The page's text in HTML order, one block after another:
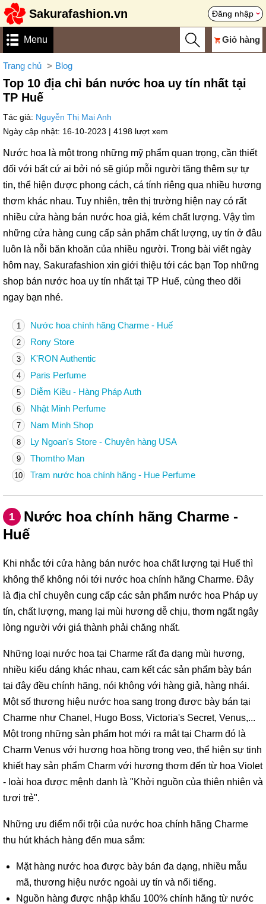
Sakurafashion.vn Đăng nhập
Menu Giỏ hàng
Trang chủ Blog
Top 10 địa chỉ bán nước hoa uy tín nhất tại
TP Huế
Tác giả: Nguyễn Thị Mai Anh
Ngày cập nhật: 16-10-2023 | 4198 lượt xem
Nước hoa là một trong những mỹ phẩm quan trọng, cần thiết
đối với bất cứ ai bởi nó sẽ giúp mỗi người tăng thêm sự tự
tin, thể hiện được phong cách, cá tính riêng qua nhiều hương
thơm khác nhau. Tuy nhiên, trên thị trường hiện nay có rất
nhiều cửa hàng bán nước hoa giả, kém chất lượng. Vậy tìm
những cửa hàng cung cấp sản phẩm chất lượng, uy tín ở đâu
luôn là nỗi băn khoăn của nhiều người. Trong bài viết ngày
hôm nay, Sakurafashion xin giới thiệu tới các bạn Top những
shop bán nước hoa uy tín nhất tại TP Huế, cùng theo dõi
ngay bạn nhé.
1 Nước hoa chính hãng Charme - Huế
2 Rony Store
3 K'RON Authentic
4 Paris Perfume
5 Diễm Kiều - Hàng Pháp Auth
6 Nhật Minh Perfume
7 Nam Minh Shop
8 Ly Ngoan's Store - Chuyên hàng USA
9 Thomtho Man
10 Trạm nước hoa chính hãng - Hue Perfume
1
Nước hoa chính hãng Charme -
Huế
Khi nhắc tới cửa hàng bán nước hoa chất lượng tại Huế thì
không thể không nói tới nước hoa chính hãng Charme. Đây
là địa chỉ chuyên cung cấp các sản phẩm nước hoa Pháp uy
tín, chất lượng, mang lại mùi hương dễ chịu, thơm ngất ngây
lòng người với giá thành phải chăng nhất.
Những loại nước hoa tại Charme rất đa dạng mùi hương,
nhiều kiểu dáng khác nhau, cam kết các sản phẩm bày bán
tại đây đều chính hãng, nói không với hàng giả, hàng nhái.
Một số thương hiệu nước hoa sang trọng được bày bán tại
Charme như Chanel, Hugo Boss, Victoria's Secret, Venus,...
Một trong những sản phẩm hot mới ra mắt tại Charm đó là
Charm Venus với hương hoa hồng trong veo, thể hiện sự tinh
khiết hay sản phẩm Charm với hương thơm đến từ hoa Violet
- loài hoa được mệnh danh là "Khởi nguồn của thiên nhiên và
tươi trẻ".
Những ưu điểm nổi trội của nước hoa chính hãng Charme
thu hút khách hàng đến mua sắm:
Mặt hàng nước hoa được bày bán đa dạng, nhiều mẫu
mã, thương hiệu nước ngoài uy tín và nổi tiếng.
Nguồn hàng được nhập khẩu 100% chính hãng từ nước